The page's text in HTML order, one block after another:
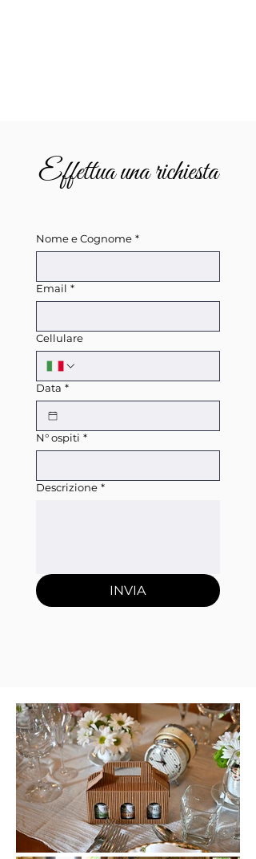
Effettua una richiesta
Nome e Cognome *
Email *
Cellulare
Data *
N° ospiti *
Descrizione *
INVIA